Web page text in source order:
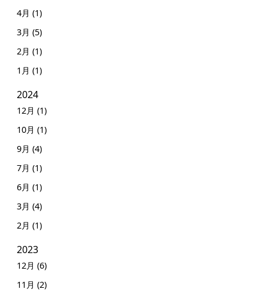
4月 (1)
3月 (5)
2月 (1)
1月 (1)
2024
12月 (1)
10月 (1)
9月 (4)
7月 (1)
6月 (1)
3月 (4)
2月 (1)
2023
12月 (6)
11月 (2)